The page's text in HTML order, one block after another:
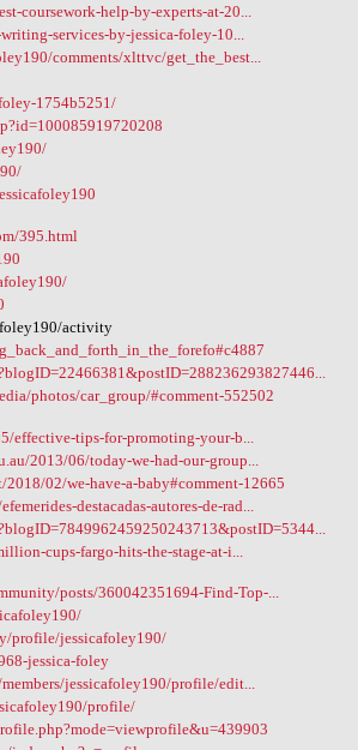
coursework-help-by-experts-at-20...
services-by-jessica-foley-10...
comments/xlttvc/get_the_best...
1754b5251/
395.html
activity
photos/car_group/#comment-552502
effective-tips-for-promoting-your-b...
2013/06/today-we-had-our-group...
02/we-have-a-baby#comment-12665
destacadas-autores-de-rad...
cups-fargo-hits-the-stage-at-i...
posts/360042351694-Find-Top-...
profile/jessicafoley190/
jessica-foley
jessicafoley190/profile/edit...
profile/